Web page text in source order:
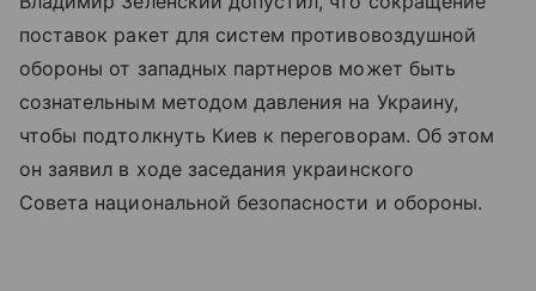
поставок ракет для систем противовоздушной
обороны от западных партнеров может быть
сознательным методом давления на Украину,
чтобы подтолкнуть Киев к переговорам. Об этом
он заявил в ходе заседания украинского
Совета национальной безопасности и обороны.